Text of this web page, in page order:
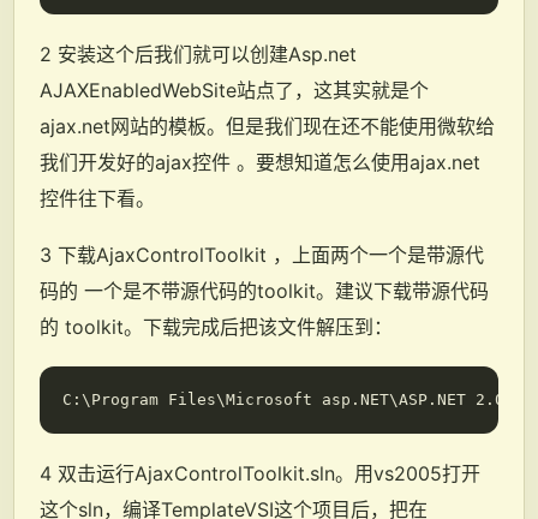
2 安装这个后我们就可以创建Asp.net
AJAXEnabledWebSite站点了，这其实就是个
ajax.net网站的模板。但是我们现在还不能使用微软给
我们开发好的ajax控件 。要想知道怎么使用ajax.net
控件往下看。
3 下载AjaxControlToolkit ，上面两个一个是带源代
码的 一个是不带源代码的toolkit。建议下载带源代码
的 toolkit。下载完成后把该文件解压到：
4 双击运行AjaxControlToolkit.sln。用vs2005打开
这个sln，编译TemplateVSI这个项目后，把在